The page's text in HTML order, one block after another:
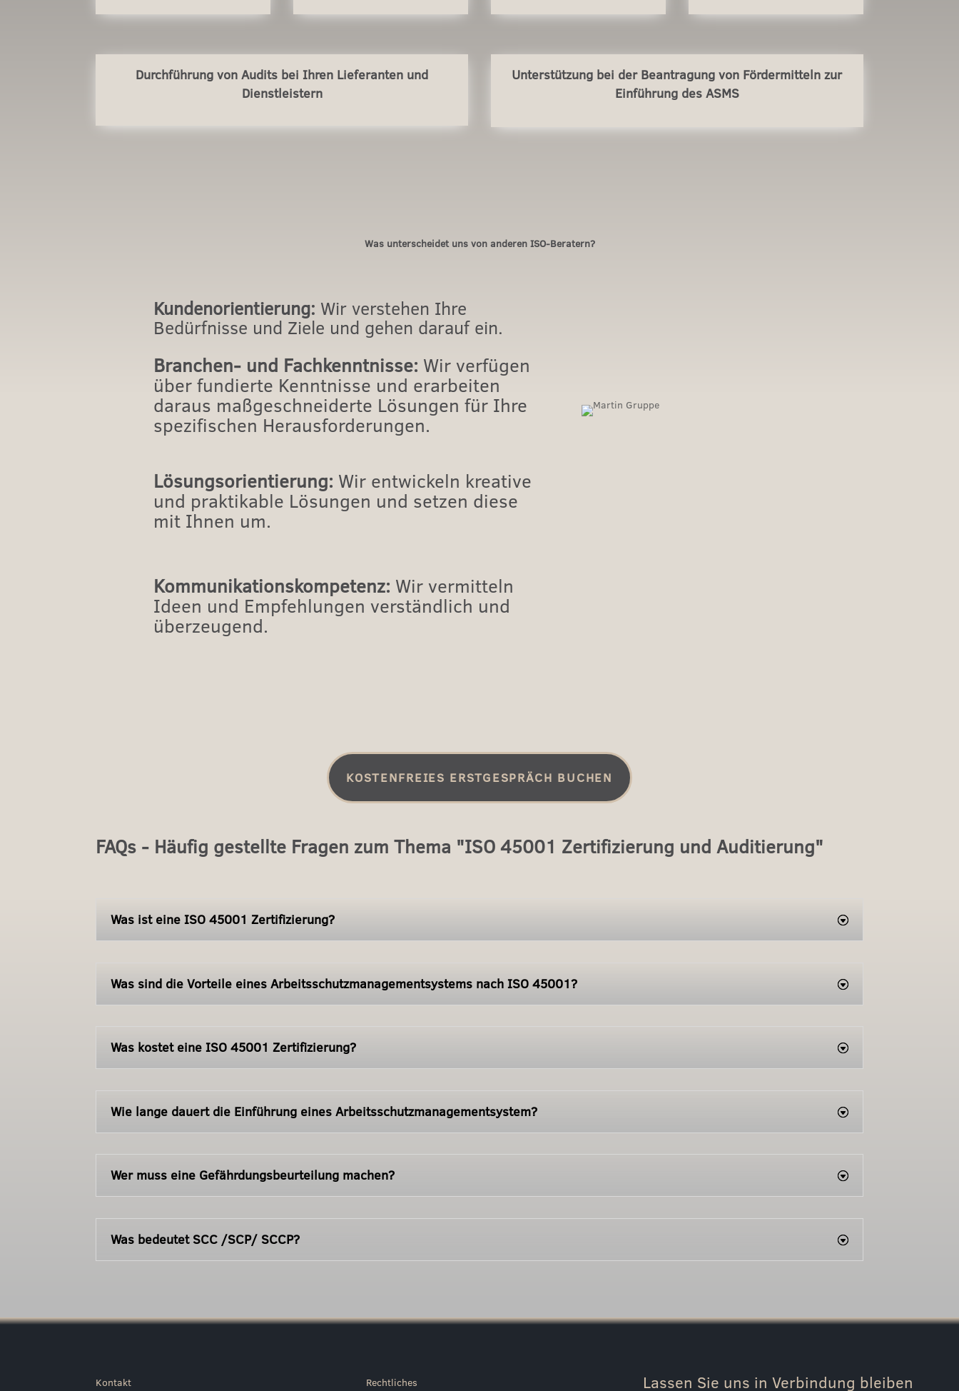
Durchführung von Audits bei Ihren Lieferanten und
Dienstleistern
Unterstützung bei der Beantragung von Fördermitteln zur
Einführung des ASMS
Was unterscheidet uns von anderen ISO-Beratern?
Kundenorientierung: Wir verstehen Ihre
Bedürfnisse und Ziele und gehen darauf ein.
Branchen- und Fachkenntnisse: Wir verfügen
über fundierte Kenntnisse und erarbeiten
daraus maßgeschneiderte Lösungen für Ihre
spezifischen Herausforderungen.
Lösungsorientierung: Wir entwickeln kreative
und praktikable Lösungen und setzen diese
mit Ihnen um.
Kommunikationskompetenz: Wir vermitteln
Ideen und Empfehlungen verständlich und
überzeugend.
KOSTENFREIES ERSTGESPRÄCH BUCHEN
FAQs - Häufig gestellte Fragen zum Thema "ISO 45001 Zertifizierung und Auditierung"
Was ist eine ISO 45001 Zertifizierung?
Was sind die Vorteile eines Arbeitsschutzmanagementsystems nach ISO 45001?
Was kostet eine ISO 45001 Zertifizierung?
Wie lange dauert die Einführung eines Arbeitsschutzmanagementsystem?
Wer muss eine Gefährdungsbeurteilung machen?
Was bedeutet SCC /SCP/ SCCP?
Kontakt Rechtliches Lassen Sie uns in Verbindung bleiben